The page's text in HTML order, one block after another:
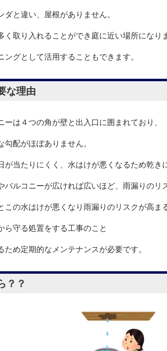
ダと違い、屋根がありません。
く取り入れることができ庭に近い場所になり
ングとして活用することもできます。
な理由
ーは４つの角が壁と出入口に囲まれており、
勾配がほぼありません。
が当たりにくく、水はけが悪くなるため乾き
バルコニーが広ければ広いほど、雨漏りのリ
この水はけが悪くなり雨漏りのリスクが高ま
守る処置をする工事のこと
ため定期的なメンテナンスが必要です。
？？